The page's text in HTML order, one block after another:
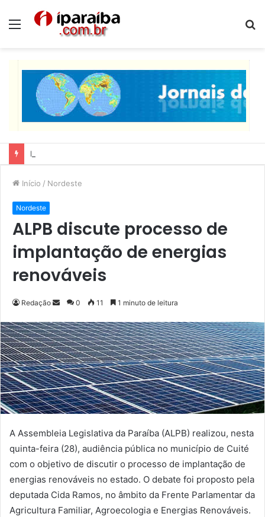
Menu
Início / Nordeste
Nordeste
ALPB discute processo de
implantação de energias
renováveis
Redação
n
d
e
u
m
e
-
m
a
i
0 11 1 minuto de leitura
A Assembleia Legislativa da Paraíba (ALPB) realizou, nesta
quinta-feira (28), audiência pública no município de Cuité
com o objetivo de discutir o processo de implantação de
energias renováveis no estado. O debate foi proposto pela
deputada Cida Ramos, no âmbito da Frente Parlamentar da
Agricultura Familiar, Agroecologia e Energias Renováveis.